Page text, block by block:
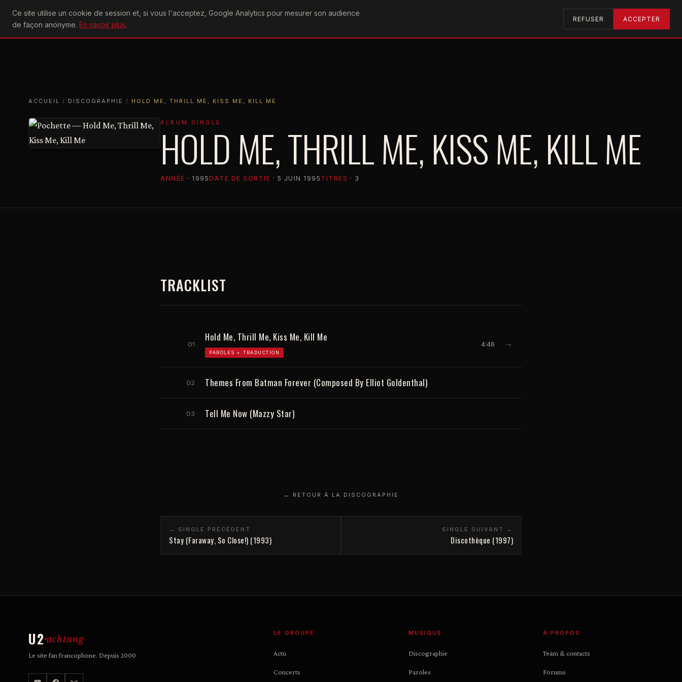
Ce site utilise un cookie de session et, si vous l'acceptez, Google Analytics pour mesurer son audience
de façon anonyme. En savoir plus.
REFUSER ACCEPTER
U2achtung
ACCUEIL
ACTU CONCERTS DISCOGRAPHIEPAROLESVIDÉOGRAPHIEFORUMS U2RADIO
ACCUEIL / DISCOGRAPHIE / HOLD ME, THRILL ME, KISS ME, KILL ME
ALBUM SINGLE
HOLD ME, THRILL ME, KISS ME, KILL ME
ANNÉE · 1995DATE DE SORTIE · 5 JUIN 1995 TITRES · 3
TRACKLIST
01
Hold Me, Thrill Me, Kiss Me, Kill Me
PAROLES + TRADUCTION
4:46 →
02 Themes From Batman Forever (Composed By Elliot Goldenthal)
03 Tell Me Now (Mazzy Star)
← RETOUR À LA DISCOGRAPHIE
← SINGLE PRÉCÉDENT
Stay (Faraway, So Close!) (1993)
SINGLE SUIVANT →
Discothèque (1997)
U2 achtung
Le site fan francophone. Depuis 2000
LE GROUPE
Actu
Concerts
MUSIQUE
Discographie
Paroles
À PROPOS
Team & contacts
Forums